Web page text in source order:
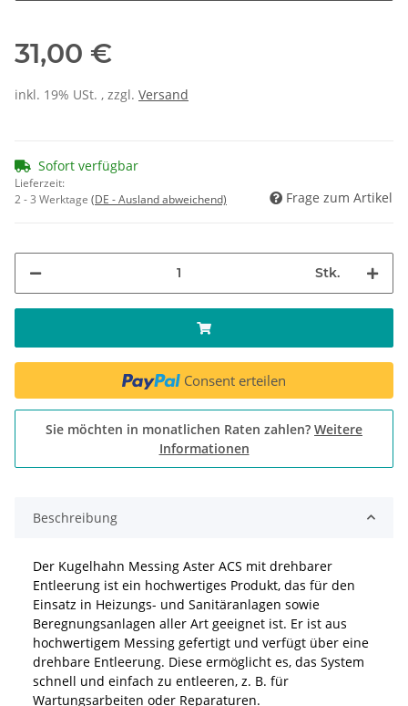
31,00 €
inkl. 19% USt. , zzgl. Versand
Sofort verfügbar
Lieferzeit:
2 - 3 Werktage (DE - Ausland abweichend) Frage zum Artikel
Stk.
Consent erteilen
Sie möchten in monatlichen Raten zahlen? Weitere
Informationen
Beschreibung
Der Kugelhahn Messing Aster ACS mit drehbarer
Entleerung ist ein hochwertiges Produkt, das für den
Einsatz in Heizungs- und Sanitäranlagen sowie
Beregnungsanlagen aller Art geeignet ist. Er ist aus
hochwertigem Messing gefertigt und verfügt über eine
drehbare Entleerung. Diese ermöglicht es, das System
schnell und einfach zu entleeren, z. B. für
Wartungsarbeiten oder Reparaturen.